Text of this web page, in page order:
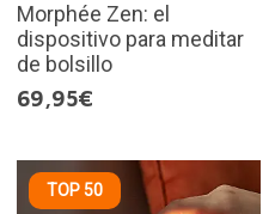
Morphée Zen: el
dispositivo para meditar
de bolsillo
69,95€
TOP 50